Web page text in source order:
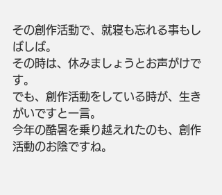
その創作活動で、就寝も忘れる事もし
ばしば。
その時は、休みましょうとお声がけで
す。
でも、創作活動をしている時が、生き
がいですと一言。
今年の酷暑を乗り越えれたのも、創作
活動のお陰ですね。